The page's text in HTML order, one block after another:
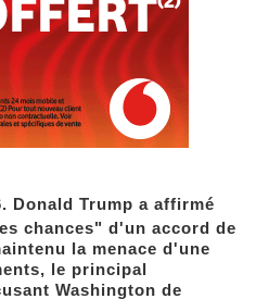
Donald Trump a affirmé
chances" d'un accord de
la menace d'une
le principal
Washington de